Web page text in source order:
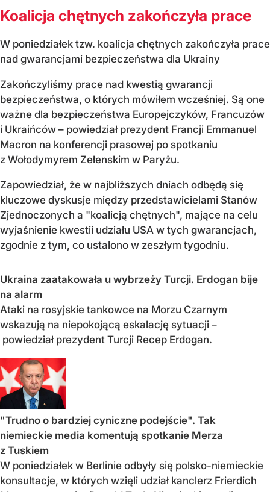
Koalicja chętnych zakończyła prace
W poniedziałek tzw. koalicja chętnych zakończyła prace
nad gwarancjami bezpieczeństwa dla Ukrainy
Zakończyliśmy prace nad kwestią gwarancji
bezpieczeństwa, o których mówiłem wcześniej. Są one
ważne dla bezpieczeństwa Europejczyków, Francuzów
i Ukraińców – powiedział prezydent Francji Emmanuel
Macron na konferencji prasowej po spotkaniu
z Wołodymyrem Zełenskim w Paryżu.
Zapowiedział, że w najbliższych dniach odbędą się
kluczowe dyskusje między przedstawicielami Stanów
Zjednoczonych a "koalicją chętnych", mające na celu
wyjaśnienie kwestii udziału USA w tych gwarancjach,
zgodnie z tym, co ustalono w zeszłym tygodniu.
Ukraina zaatakowała u wybrzeży Turcji. Erdogan bije
na alarm
Ataki na rosyjskie tankowce na Morzu Czarnym
wskazują na niepokojącą eskalację sytuacji –
powiedział prezydent Turcji Recep Erdogan.
"Trudno o bardziej cyniczne podejście". Tak
niemieckie media komentują spotkanie Merza
z Tuskiem
W poniedziałek w Berlinie odbyły się polsko-niemieckie
konsultacje, w których wzięli udział kanclerz Frierdich